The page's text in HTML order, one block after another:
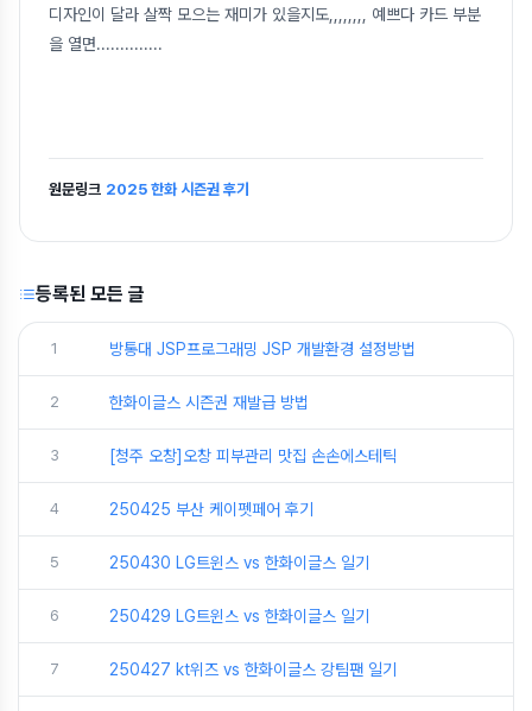
디자인이 달라 살짝 모으는 재미가 있을지도,,,,,,,, 예쁘다 카드 부분
을 열면..............
원문링크 2025 한화 시즌권 후기
등록된 모든 글
1 방통대 JSP프로그래밍 JSP 개발환경 설정방법
2 한화이글스 시즌권 재발급 방법
3 [청주 오창]오창 피부관리 맛집 손손에스테틱
4 250425 부산 케이펫페어 후기
5 250430 LG트윈스 vs 한화이글스 일기
6 250429 LG트윈스 vs 한화이글스 일기
7 250427 kt위즈 vs 한화이글스 강팀팬 일기